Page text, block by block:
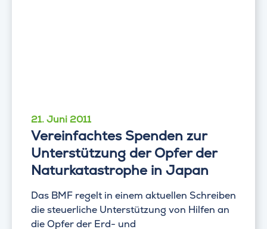
21. Juni 2011
Vereinfachtes Spenden zur
Unterstützung der Opfer der
Naturkatastrophe in Japan
Das BMF regelt in einem aktuellen Schreiben
die steuerliche Unterstützung von Hilfen an
die Opfer der Erd- und